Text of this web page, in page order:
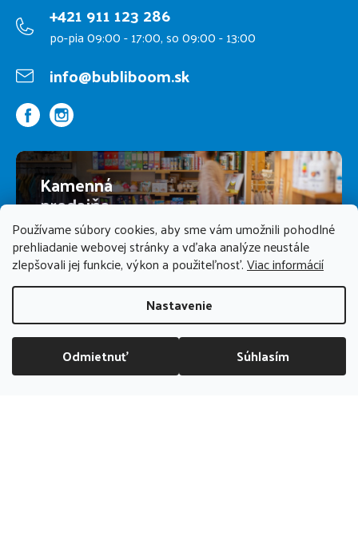
Používame súbory cookies, aby sme vám umožnili pohodlné
prehliadanie webovej stránky a vďaka analýze neustále
zlepšovali jej funkcie, výkon a použiteľnosť.Viac informácií
Nastavenie
Odmietnuť Súhlasím
DOPRAVA ZADARMO NAD 70 EUR
+421 911 123 286
po-pia 09:00 - 17:00, so 09:00 - 13:00
info@bubliboom.sk
Kamenná
predajňa
PREDAJŇA ZATVORENÁ